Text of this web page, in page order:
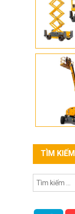
TÌM KIẾM